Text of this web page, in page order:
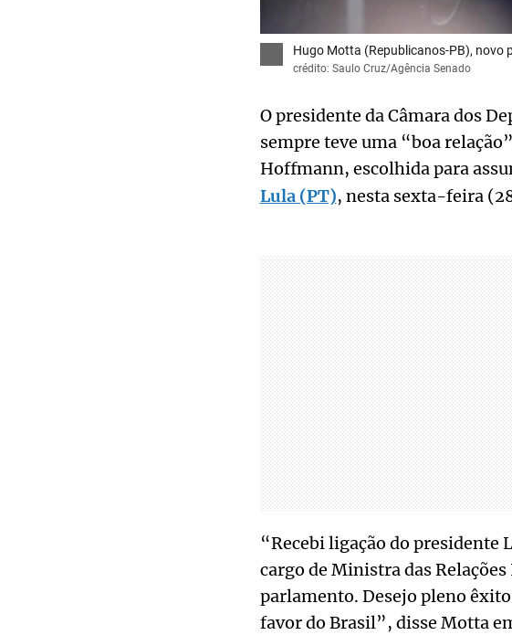
Hugo Motta (Republicanos-PB), novo
crédito: Saulo Cruz/Agência Senado
O presidente da Câmara dos
sempre teve uma “boa
Hoffmann, escolhida para
Lula (PT), nesta sexta-feira
“Recebi ligação do presidente
cargo de Ministra das
parlamento. Desejo pleno
favor do Brasil”, disse Motta